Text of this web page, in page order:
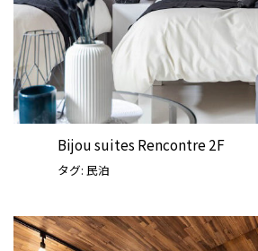
Bijou suites Rencontre 2F
タグ: 民泊